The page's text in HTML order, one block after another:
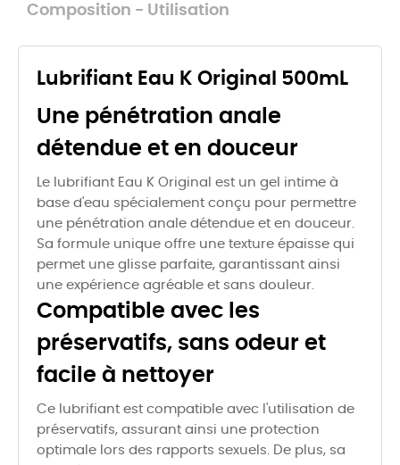
Composition - Utilisation
Lubrifiant Eau K Original 500mL
Une pénétration anale
détendue et en douceur
Le lubrifiant Eau K Original est un gel intime à
base d'eau spécialement conçu pour permettre
une pénétration anale détendue et en douceur.
Sa formule unique offre une texture épaisse qui
permet une glisse parfaite, garantissant ainsi
une expérience agréable et sans douleur.
Compatible avec les
préservatifs, sans odeur et
facile à nettoyer
Ce lubrifiant est compatible avec l'utilisation de
préservatifs, assurant ainsi une protection
optimale lors des rapports sexuels. De plus, sa